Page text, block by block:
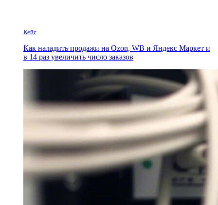
Кейс
Как наладить продажи на Ozon, WB и Яндекс Маркет и
в 14 раз увеличить число заказов